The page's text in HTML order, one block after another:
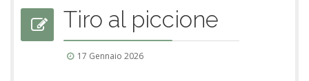
Tiro al piccione
17 Gennaio 2026